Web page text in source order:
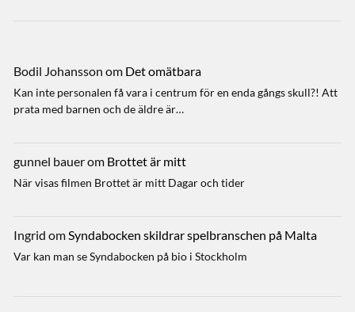
Bodil Johansson om Det omätbara
Kan inte personalen få vara i centrum för en enda gångs skull?! Att
prata med barnen och de äldre är…
gunnel bauerom Brottet är mitt
När visas filmen Brottet är mitt Dagar och tider
Ingrid om Syndabocken skildrar spelbranschen på Malta
Var kan man se Syndabocken på bio i Stockholm